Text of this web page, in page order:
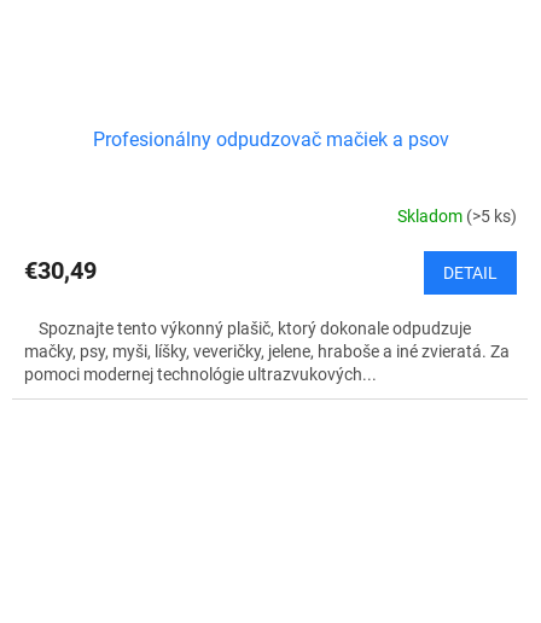
Profesionálny odpudzovač mačiek a psov
Skladom (>5 ks)
€30,49 DETAIL
Spoznajte tento výkonný plašič, ktorý dokonale odpudzuje
mačky, psy, myši, líšky, veveričky, jelene, hraboše a iné zvieratá. Za
pomoci modernej technológie ultrazvukových...